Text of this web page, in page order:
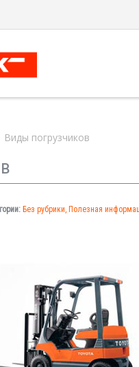
Виды погрузчиков
Без рубрики Полезная